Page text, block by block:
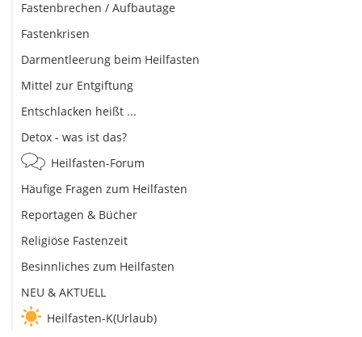
Fastenbrechen / Aufbautage
Fastenkrisen
Darmentleerung beim Heilfasten
Mittel zur Entgiftung
Entschlacken heißt ...
Detox - was ist das?
Heilfasten-Forum
Häufige Fragen zum Heilfasten
Reportagen & Bücher
Religiöse Fastenzeit
Besinnliches zum Heilfasten
NEU & AKTUELL
Heilfasten-K(Urlaub)